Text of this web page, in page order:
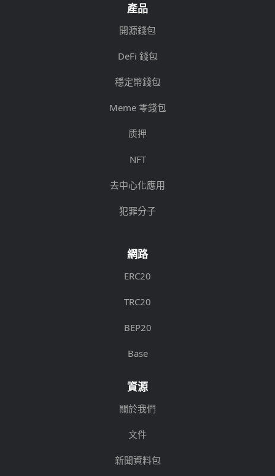
產品
開源錢包
DeFi 錢包
穩定幣錢包
Meme 零錢包
质押
NFT
去中心化應用
犯罪分子
網路
ERC20
TRC20
BEP20
Base
資源
關於我們
文件
新聞資料包